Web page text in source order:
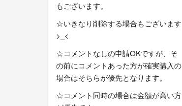
もございます。
☆いきなり削除する場合もございます
>_<
☆コメントなしの申請OKですが、そ
の前にコメントあった方が確実購入の
場合はそちらが優先となります。
☆コメント同時の場合は金額が高い方